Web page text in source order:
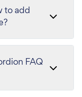
to add
FAQ